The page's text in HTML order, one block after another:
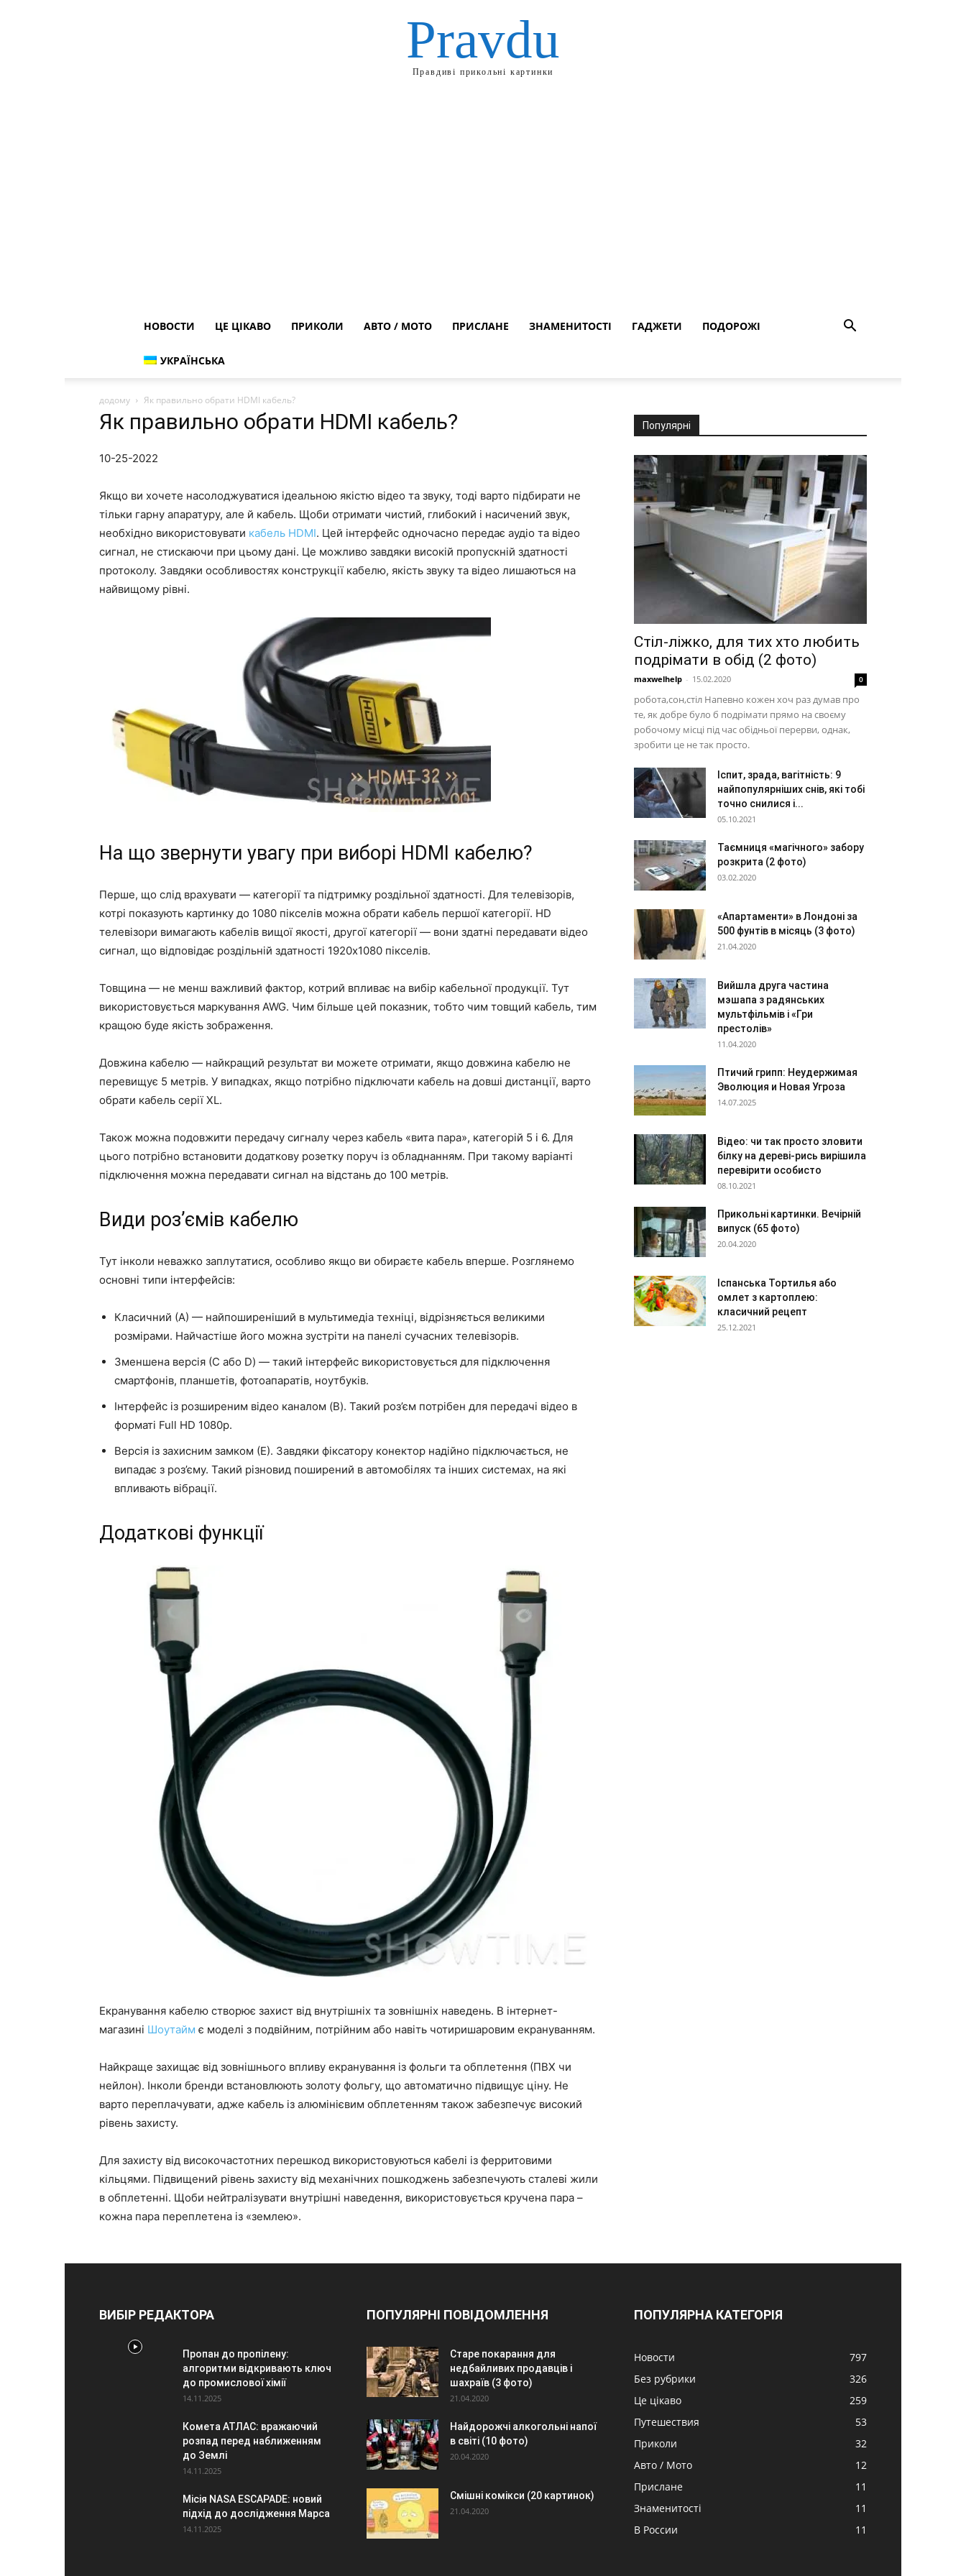
Pravdu
Правдиві прикольні картинки
НОВОСТИ ЦЕ ЦІКАВО ПРИКОЛИ АВТО / МОТО ПРИСЛАНЕ ЗНАМЕНИТОСТІ ГАДЖЕТИ ПОДОРОЖІ
УКРАЇНСЬКА
додому Як правильно обрати HDMI кабель?
Як правильно обрати HDMI кабель?
10-25-2022
Якщо ви хочете насолоджуватися ідеальною якістю відео та звуку, тоді варто підбирати не
тільки гарну апаратуру, але й кабель. Щоби отримати чистий, глибокий і насичений звук,
необхідно використовувати кабель HDMI. Цей інтерфейс одночасно передає аудіо та відео
сигнал, не стискаючи при цьому дані. Це можливо завдяки високій пропускній здатності
протоколу. Завдяки особливостях конструкції кабелю, якість звуку та відео лишаються на
найвищому рівні.
На що звернути увагу при виборі HDMI кабелю?
Перше, що слід врахувати — категорії та підтримку роздільної здатності. Для телевізорів,
котрі показують картинку до 1080 пікселів можна обрати кабель першої категорії. HD
телевізори вимагають кабелів вищої якості, другої категорії — вони здатні передавати відео
сигнал, що відповідає роздільній здатності 1920х1080 пікселів.
Товщина — не менш важливий фактор, котрий впливає на вибір кабельної продукції. Тут
використовується маркування AWG. Чим більше цей показник, тобто чим товщий кабель, тим
кращою буде якість зображення.
Довжина кабелю — найкращий результат ви можете отримати, якщо довжина кабелю не
перевищує 5 метрів. У випадках, якщо потрібно підключати кабель на довші дистанції, варто
обрати кабель серії XL.
Також можна подовжити передачу сигналу через кабель «вита пара», категорій 5 і 6. Для
цього потрібно встановити додаткову розетку поруч із обладнанням. При такому варіанті
підключення можна передавати сигнал на відстань до 100 метрів.
Види роз’ємів кабелю
Тут інколи неважко заплутатися, особливо якщо ви обираєте кабель вперше. Розглянемо
основні типи інтерфейсів:
Класичний (А) — найпоширеніший в мультимедіа техніці, відрізняється великими
розмірами. Найчастіше його можна зустріти на панелі сучасних телевізорів.
Зменшена версія (С або D) — такий інтерфейс використовується для підключення
смартфонів, планшетів, фотоапаратів, ноутбуків.
Інтерфейс із розширеним відео каналом (B). Такий роз’єм потрібен для передачі відео в
форматі Full HD 1080p.
Версія із захисним замком (Е). Завдяки фіксатору конектор надійно підключається, не
випадає з роз’єму. Такий різновид поширений в автомобілях та інших системах, на які
впливають вібрації.
Додаткові функції
Екранування кабелю створює захист від внутрішніх та зовнішніх наведень. В інтернет-
магазині Шоутайм є моделі з подвійним, потрійним або навіть чотиришаровим екрануванням.
Найкраще захищає від зовнішнього впливу екранування із фольги та обплетення (ПВХ чи
нейлон). Інколи бренди встановлюють золоту фольгу, що автоматично підвищує ціну. Не
варто переплачувати, адже кабель із алюмінієвим обплетенням також забезпечує високий
рівень захисту.
Для захисту від високочастотних перешкод використовуються кабелі із ферритовими
кільцями. Підвищений рівень захисту від механічних пошкоджень забезпечують сталеві жили
в обплетенні. Щоби нейтралізувати внутрішні наведення, використовується кручена пара –
кожна пара переплетена із «землею».
Популярні
Стіл-ліжко, для тих хто любить
подрімати в обід (2 фото)
maxwelhelp - 15.02.2020 0
робота,сон,стіл Напевно кожен хоч раз думав про
те, як добре було б подрімати прямо на своєму
робочому місці під час обідньої перерви, однак,
зробити це не так просто.
Іспит, зрада, вагітність: 9
найпопулярніших снів, які тобі
точно снилися і...
05.10.2021
Таємниця «магічного» забору
розкрита (2 фото)
03.02.2020
«Апартаменти» в Лондоні за
500 фунтів в місяць (3 фото)
21.04.2020
Вийшла друга частина
мэшапа з радянських
мультфільмів і «Гри
престолів»
11.04.2020
Птичий грипп: Неудержимая
Эволюция и Новая Угроза
14.07.2025
Відео: чи так просто зловити
білку на дереві-рись вирішила
перевірити особисто
08.10.2021
Прикольні картинки. Вечірній
випуск (65 фото)
20.04.2020
Іспанська Тортилья або
омлет з картоплею:
класичний рецепт
25.12.2021
ВИБІР РЕДАКТОРА
Пропан до пропілену:
алгоритми відкривають ключ
до промислової хімії
14.11.2025
Комета АТЛАС: вражаючий
розпад перед наближенням
до Землі
14.11.2025
Місія NASA ESCAPADE: новий
підхід до дослідження Марса
14.11.2025
ПОПУЛЯРНІ ПОВІДОМЛЕННЯ
Старе покарання для
недбайливих продавців і
шахраїв (3 фото)
21.04.2020
Найдорожчі алкогольні напої
в світі (10 фото)
20.04.2020
Смішні комікси (20 картинок)
21.04.2020
ПОПУЛЯРНА КАТЕГОРІЯ
Новости
797
Без рубрики
326
Це цікаво
259
Путешествия
53
Приколи
32
Авто / Мото
12
Прислане
11
Знаменитості
11
В России
11